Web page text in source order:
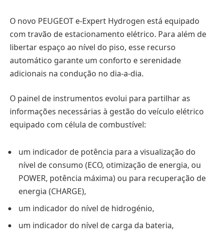
O novo PEUGEOT e-Expert Hydrogen está equipado
com travão de estacionamento elétrico. Para além de
libertar espaço ao nível do piso, esse recurso
automático garante um conforto e serenidade
adicionais na condução no dia-a-dia.
O painel de instrumentos evolui para partilhar as
informações necessárias à gestão do veículo elétrico
equipado com célula de combustível:
um indicador de potência para a visualização do
nível de consumo (ECO, otimização de energia, ou
POWER, potência máxima) ou para recuperação de
energia (CHARGE),
um indicador do nível de hidrogénio,
um indicador do nível de carga da bateria,